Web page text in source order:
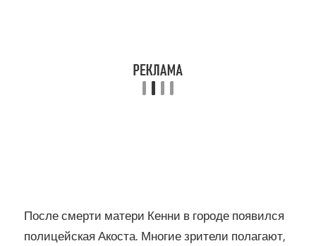
После смерти матери Кенни в городе появился
полицейская Акоста. Многие зрители полагают,